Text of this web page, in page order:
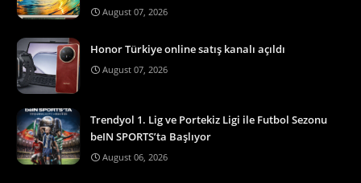
August 07, 2026
Honor Türkiye online satış kanalı açıldı
August 07, 2026
Trendyol 1. Lig ve Portekiz Ligi ile Futbol Sezonu
beIN SPORTS’ta Başlıyor
August 06, 2026